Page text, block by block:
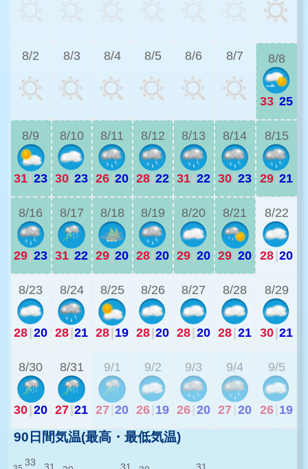
8/2 8/3 8/4 8/5 8/6 8/7 8/8
33 25
8/9
31 23
8/10
30 23
8/11
26 20
8/12
28 22
8/13
31 22
8/14
30 23
8/15
29 21
8/16
29 23
8/17
31 22
8/18
29 20
8/19
28 20
8/20
29 20
8/21
29 20
8/22
28 20
8/23
28 20
8/24
28 21
8/25
28 19
8/26
28 20
8/27
28 20
8/28
28 21
8/29
30 21
8/30
30 20
8/31
27 21
9/1
27 20
9/2
26 19
9/3
26 20
9/4
27 20
9/5
26 19
90日間気温(最高・最低気温)